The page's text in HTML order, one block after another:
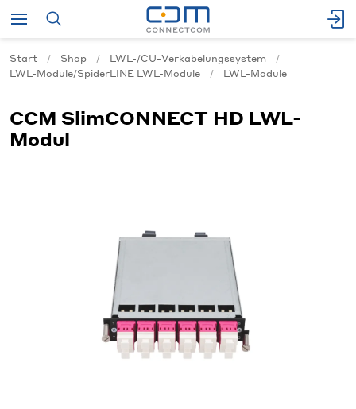
Start Shop
LWL-/CU-Verkabelungssystem
LWL-Module/SpiderLINE LWL-Module
LWL-Module
CCM SlimCONNECT HD LWL-
Modul